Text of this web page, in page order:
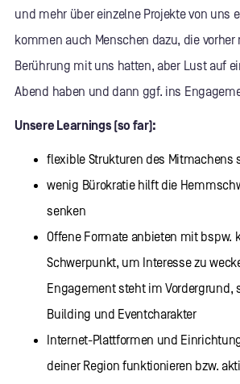
und mehr über einzelne Projekte von uns
kommen auch Menschen dazu, die vorher
Berührung mit uns hatten, aber Lust auf
Abend haben und dann ggf. ins
Unsere Learnings (so far):
flexible Strukturen des Mitmachens
wenig Bürokratie hilft die
senken
Offene Formate anbieten mit bspw.
Schwerpunkt, um Interesse zu
Engagement steht im Vordergrund,
Building und Eventcharakter
Internet-Plattformen und
deiner Region funktionieren bzw.